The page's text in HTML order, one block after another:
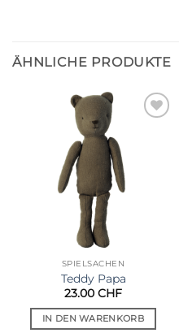
ÄHNLICHE PRODUKTE
Wunschliste
SPIELSACHEN
Teddy Papa
23.00 CHF
IN DEN WARENKORB